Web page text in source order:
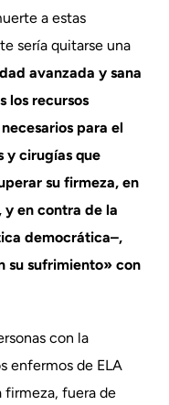
a estas
sería quitarse una
avanzada y sana
los recursos
para el
y cirugías que
su firmeza, en
en contra de la
democrática–,
su sufrimiento» con
con la
enfermos de ELA
firmeza, fuera de